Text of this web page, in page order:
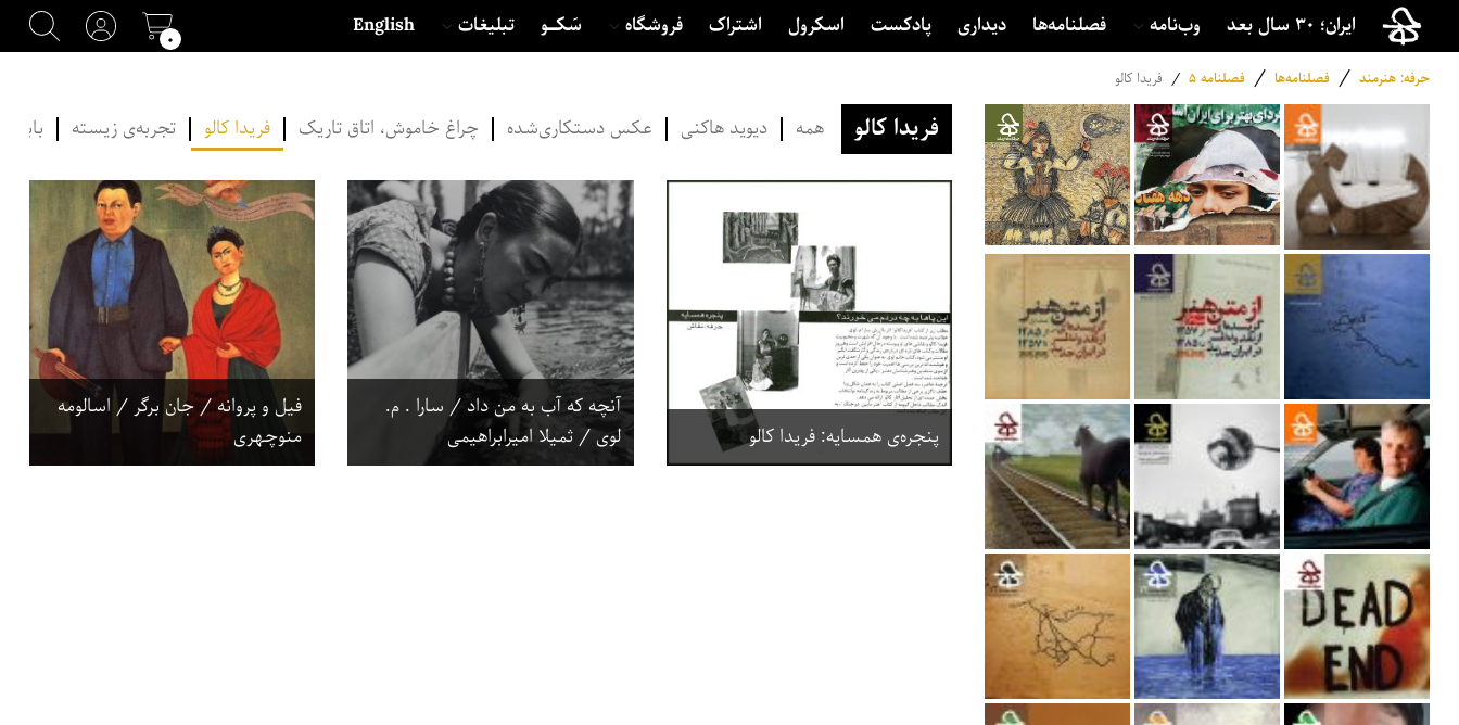
ایران؛ ۳۰ سال بعد وب‌نامه فصلنامه‌ها دیداری پادکست اسکرول اشتراک فروشگاه سَکــــو تبلیغات English
۰
حرفه: هنرمند / فصلنامه‌ها / فصلنامه ۵ / فریدا کالو
فریدا کالو همه دیوید هاکنی عکس دستکاری‌شده چراغ خاموش، اتاق تاریک فریدا کالو تجربه‌ی زیسته بابک
پنجره‌ی همسایه: فریدا کالو
آنچه که آب به من داد / سارا . م.
لوی / ثمیلا امیرابراهیمی
فیل و پروانه / جان برگر / اسالومه
منوچهری